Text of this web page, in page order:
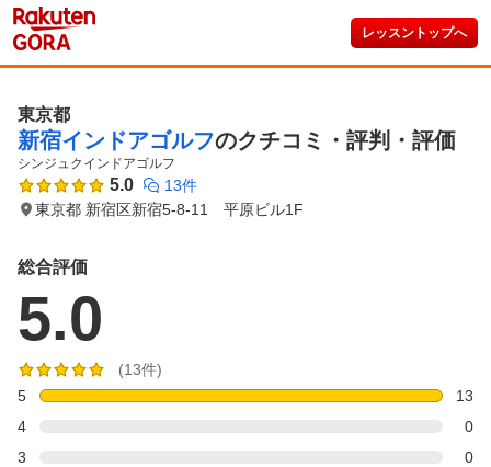
レッスントップへ
東京都
新宿インドアゴルフのクチコミ・評判・評価
シンジュクインドアゴルフ
5.0
13件
東京都 新宿区新宿5-8-11 平原ビル1F
総合評価
5.0
(13件)
5
13
4
0
3
0